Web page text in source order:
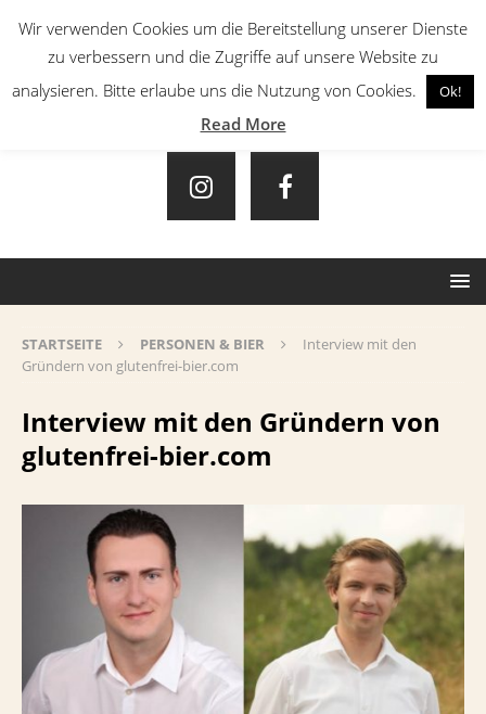
STARTSEITE PERSONEN & BIER
Interview mit den
Gründern von glutenfrei-bier.com
Interview mit den Gründern von
glutenfrei-bier.com
Wir verwenden Cookies um die Bereitstellung unserer Dienste
zu verbessern und die Zugriffe auf unsere Website zu
analysieren. Bitte erlaube uns die Nutzung von Cookies.
Ok!
Read More